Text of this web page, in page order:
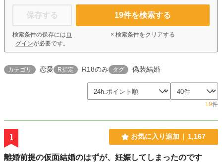
保存する
検索条件の保存には ロ
グインが必要です。
19件を検索する
× 検索条件をクリアする
カテゴリ 恋愛 R指定 R18のみ タグ 偽装結婚
19件
1 お気に入り追加 1,167
離婚前提の仮面結婚のはずが、妊娠してしまったのです